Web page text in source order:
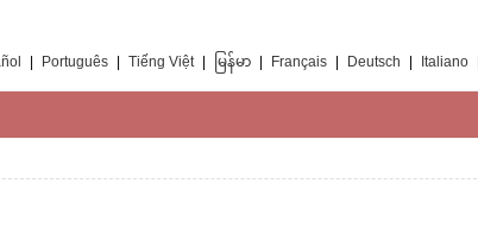
Português Tiếng Việt မြန်မာ Français Deutsch Italiano